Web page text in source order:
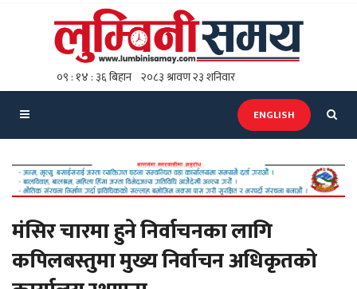
ENGLISH
मंसिर चारमा हुने निर्वाचनका लागि
कपिलबस्तुमा मुख्य निर्वाचन अधिकृतको